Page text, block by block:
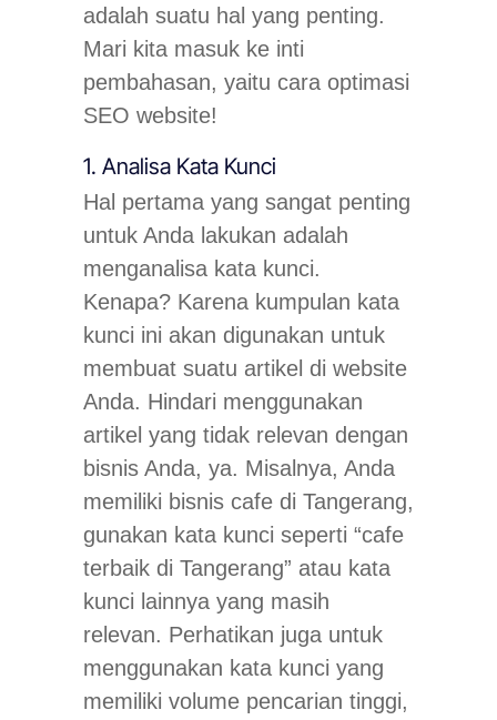
adalah suatu hal yang penting.
Mari kita masuk ke inti
pembahasan, yaitu cara optimasi
SEO website!
1. Analisa Kata Kunci
Hal pertama yang sangat penting
untuk Anda lakukan adalah
menganalisa kata kunci.
Kenapa? Karena kumpulan kata
kunci ini akan digunakan untuk
membuat suatu artikel di website
Anda. Hindari menggunakan
artikel yang tidak relevan dengan
bisnis Anda, ya. Misalnya, Anda
memiliki bisnis cafe di Tangerang,
gunakan kata kunci seperti “cafe
terbaik di Tangerang” atau kata
kunci lainnya yang masih
relevan. Perhatikan juga untuk
menggunakan kata kunci yang
memiliki volume pencarian tinggi,